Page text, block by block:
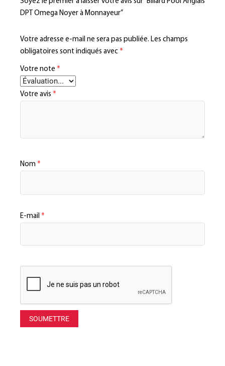
DPT Omega Noyer à Monnayeur”
Votre adresse e-mail ne sera pas publiée. Les champs
obligatoires sont indiqués avec *
Votre note *
Votre avis *
Nom *
E-mail *